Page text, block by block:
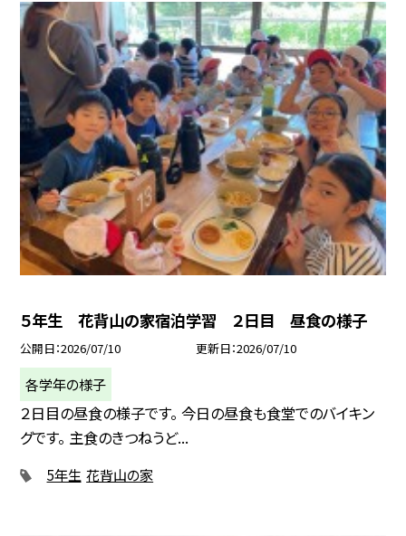
５年生 花背山の家宿泊学習 ２日目 昼食の様子
公開日 2026/07/10 更新日 2026/07/10
各学年の様子
２日目の昼食の様子です。 今日の昼食も食堂でのバイキン
グです。 主食のきつねうど...
5年生 花背山の家